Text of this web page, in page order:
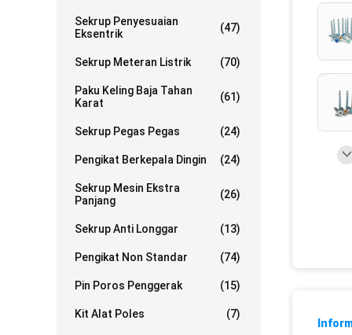
Sekrup Penyesuaian
Eksentrik
(47)
Sekrup Meteran Listrik (70)
Paku Keling Baja Tahan
Karat
(61)
Sekrup Pegas Pegas (24)
Pengikat Berkepala Dingin (24)
Sekrup Mesin Ekstra
Panjang
(26)
Sekrup Anti Longgar (13)
Pengikat Non Standar (74)
Pin Poros Penggerak (15)
Kit Alat Poles (7)